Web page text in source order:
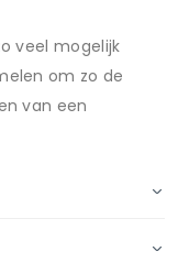
veel mogelijk
om zo de
van een